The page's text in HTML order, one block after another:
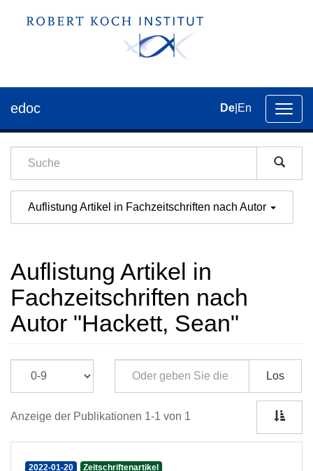
der
edoc De En
Auflistung Artikel in Fachzeitschriften nach Autor
Auflistung Artikel in
Fachzeitschriften nach
Autor "Hackett, Sean"
Los
Anzeige der Publikationen 1-1 von 1
2022-01-20 Zeitschriftenartikel